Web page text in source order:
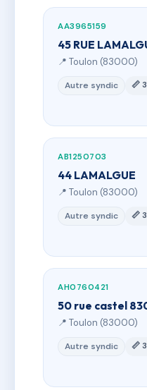
AA3965159
45 RUE
📍 Toulon (83000)
Autre syndic 📏
AB1250703
44 LAMALGUE
📍 Toulon (83000)
Autre syndic 📏
AH0760421
50 rue castel
📍 Toulon (83000)
Autre syndic 📏